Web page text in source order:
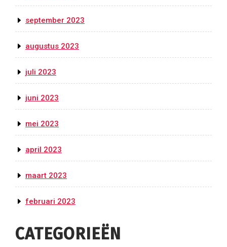
september 2023
augustus 2023
juli 2023
juni 2023
mei 2023
april 2023
maart 2023
februari 2023
CATEGORIEËN